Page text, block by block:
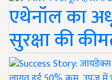
एथेनॉल का
सुरक्षा की